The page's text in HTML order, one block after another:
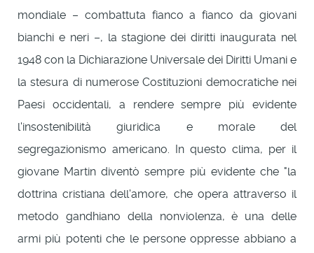
mondiale – combattuta fianco a fianco da giovani
bianchi e neri –, la stagione dei diritti inaugurata nel
1948 con la Dichiarazione Universale dei Diritti Umani e
la stesura di numerose Costituzioni democratiche nei
Paesi occidentali, a rendere sempre più evidente
l'insostenibilità giuridica e morale del
segregazionismo americano. In questo clima, per il
giovane Martin diventò sempre più evidente che "la
dottrina cristiana dell'amore, che opera attraverso il
metodo gandhiano della nonviolenza, è una delle
armi più potenti che le persone oppresse abbiano a